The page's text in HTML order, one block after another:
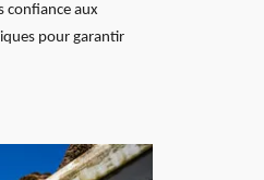
confiance aux
pour garantir